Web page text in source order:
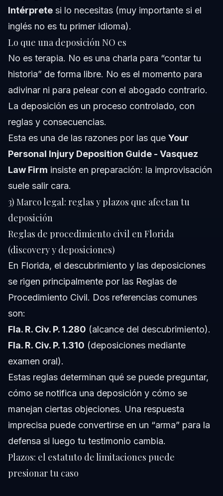
Intérprete si lo necesitas (muy importante si el
inglés no es tu primer idioma).
Lo que una deposición NO es
No es terapia. No es una charla para “contar tu
historia” de forma libre. No es el momento para
adivinar ni para pelear con el abogado contrario.
La deposición es un proceso controlado, con
reglas y consecuencias.
Esta es una de las razones por las que Your
Personal Injury Deposition Guide - Vasquez
Law Firm insiste en preparación: la improvisación
suele salir cara.
3) Marco legal: reglas y plazos que afectan tu
deposición
Reglas de procedimiento civil en Florida
(discovery y deposiciones)
En Florida, el descubrimiento y las deposiciones
se rigen principalmente por las Reglas de
Procedimiento Civil. Dos referencias comunes
son:
Fla. R. Civ. P. 1.280 (alcance del descubrimiento).
Fla. R. Civ. P. 1.310 (deposiciones mediante
examen oral).
Estas reglas determinan qué se puede preguntar,
cómo se notifica una deposición y cómo se
manejan ciertas objeciones. Una respuesta
imprecisa puede convertirse en un “arma” para la
defensa si luego tu testimonio cambia.
Plazos: el estatuto de limitaciones puede
presionar tu caso